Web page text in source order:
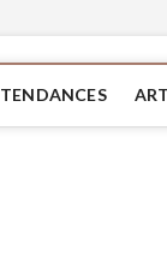
TENDANCES